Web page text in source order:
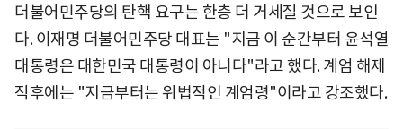
더불어민주당의 탄핵 요구는 한층 더 거세질 것으로 보인
다. 이재명 더불어민주당 대표는 "지금 이 순간부터 윤석열
대통령은 대한민국 대통령이 아니다"라고 했다. 계엄 해제
직후에는 "지금부터는 위법적인 계엄령"이라고 강조했다.